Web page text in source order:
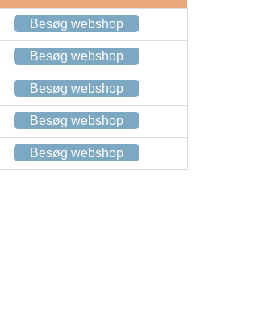
Besøg webshop
Besøg webshop
Besøg webshop
Besøg webshop
Besøg webshop